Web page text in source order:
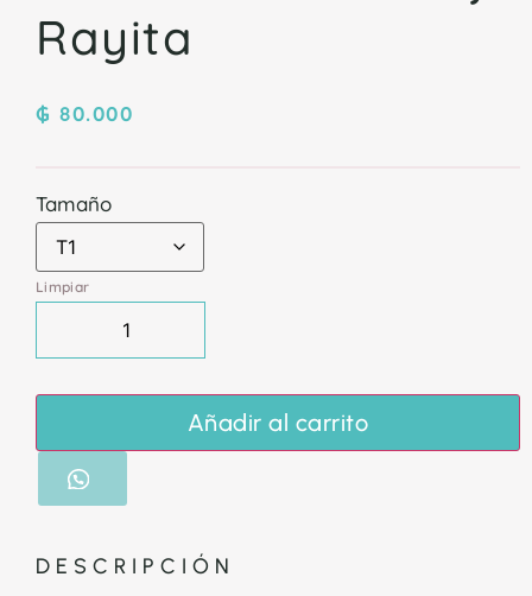
Rayita
₲ 80.000
Tamaño
Limpiar
Añadir al carrito
DESCRIPCIÓN